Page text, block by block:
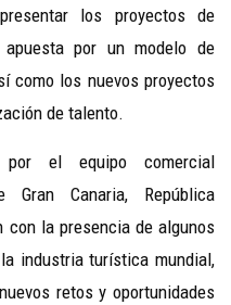
los proyectos de
por un modelo de
como los nuevos proyectos
de talento.
por el equipo comercial
Gran Canaria, República
con la presencia de algunos
industria turística mundial,
retos y oportunidades